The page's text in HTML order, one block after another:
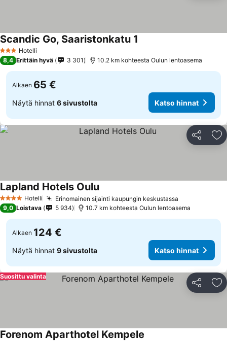
3 Tähtiluokitus
Hotelli
Scandic Go, Saaristonkatu 1
8,4 Erittäin hyvä 3 301 10.2 km kohteesta Oulun lentoasema
Alkaen 65 €
Näytä hinnat 6 sivustolta Katso hinnat
Jaa
4 Tähtiluokitus
Hotelli Erinomainen sijainti kaupungin keskustassa
Lapland Hotels Oulu
9,0 Loistava 5 934 10.7 km kohteesta Oulun lentoasema
Alkaen 124 €
Näytä hinnat 9 sivustolta Katso hinnat
Jaa
Suosittu valinta
Forenom Aparthotel Kempele